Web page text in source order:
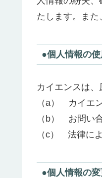
たします。また
●個人情報の
カイエンスは、
（a） カイエ
（b） お問い
（c） 法律に
●個人情報の